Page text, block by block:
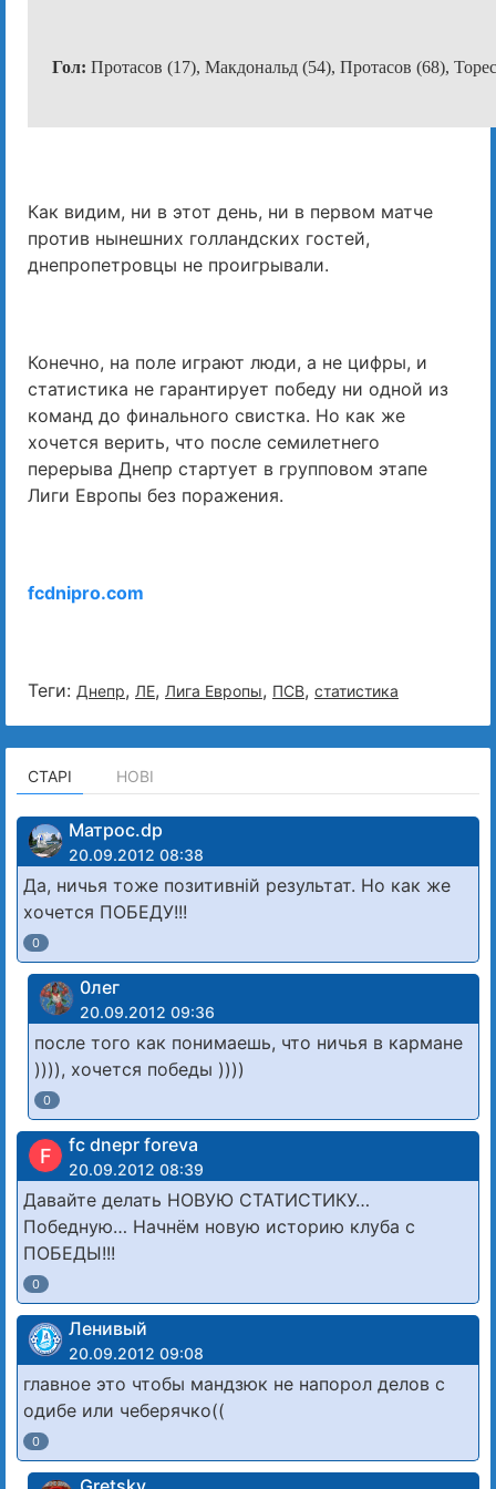
Гол: Протасов (17), Макдональд (54), Протасов (68),
Как видим, ни в этот день, ни в первом матче
против нынешних голландских гостей,
днепропетровцы не проигрывали.
Конечно, на поле играют люди, а не цифры, и
статистика не гарантирует победу ни одной из
команд до финального свистка. Но как же
хочется верить, что после семилетнего
перерыва Днепр стартует в групповом этапе
Лиги Европы без поражения.
fcdnipro.com
Теги: Днепр, ЛЕ, Лига Европы, ПСВ, статистика
СТАРІ НОВІ
Матрос.dp
20.09.2012 08:38
Да, ничья тоже позитивній результат. Но как же
хочется ПОБЕДУ!!!
0
0лег
20.09.2012 09:36
после того как понимаешь, что ничья в кармане
)))), хочется победы ))))
0
F fc dnepr foreva
20.09.2012 08:39
Давайте делать НОВУЮ СТАТИСТИКУ…
Победную… Начнём новую историю клуба с
ПОБЕДЫ!!!
0
Ленивый
20.09.2012 09:08
главное это чтобы мандзюк не напорол делов с
одибе или чеберячко((
0